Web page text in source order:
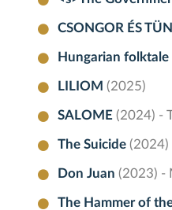
CSONGOR ÉS
Hungarian
LILIOM(2025)
SALOME(2024) -
The Suicide(2024)
Don Juan(2023) -
The Hammer of